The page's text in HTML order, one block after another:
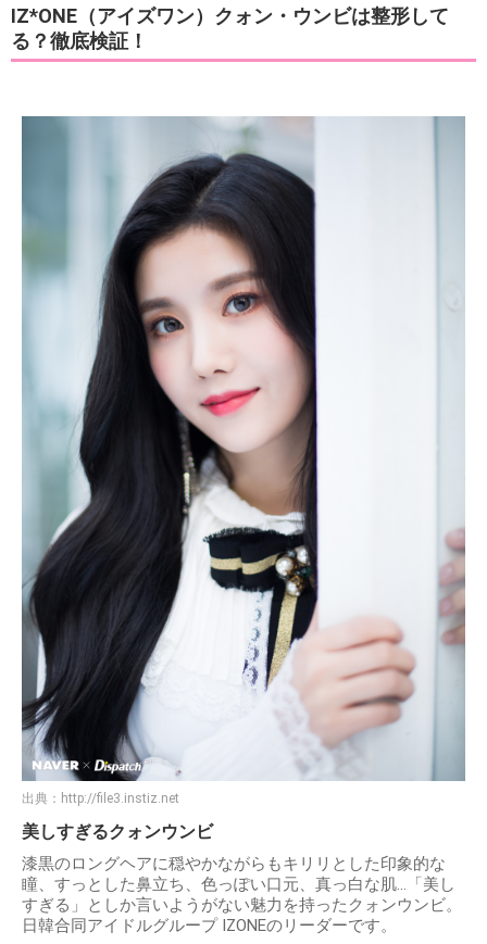
IZ*ONE（アイズワン）クォン・ウンビは整形して
る？徹底検証！
出典： http://file3.instiz.net
美しすぎるクォンウンビ
漆黒のロングヘアに穏やかながらもキリリとした印象的な
瞳、すっとした鼻立ち、色っぽい口元、真っ白な肌…「美し
すぎる」としか言いようがない魅力を持ったクォンウンビ。
日韓合同アイドルグループ IZONEのリーダーです。